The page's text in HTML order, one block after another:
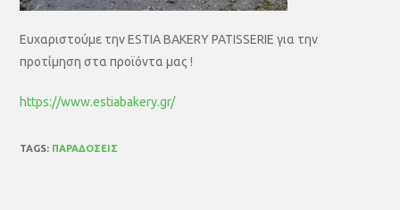
Ευχαριστούμε την ESTIA BAKERY PATISSERIE για την
προτίμηση στα προϊόντα μας !
https://www.estiabakery.gr/
TAGS: ΠΑΡΑΔΌΣΕΙΣ